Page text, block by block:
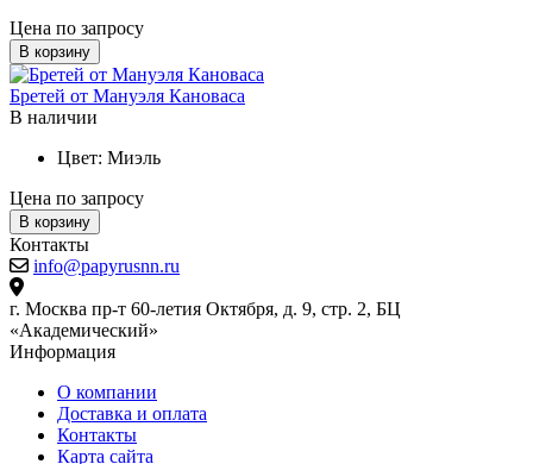
Цена по запросу
В корзину
Бретей от Мануэля Кановаса
В наличии
Цвет: Миэль
Цена по запросу
В корзину
Контакты
info@papyrusnn.ru
г. Москва пр-т 60-летия Октября, д. 9, стр. 2, БЦ
«Академический»
Информация
О компании
Доставка и оплата
Контакты
Карта сайта